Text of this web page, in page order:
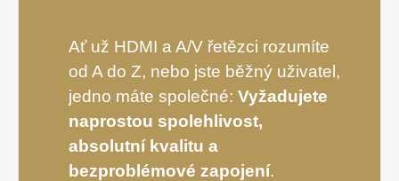
Ať už HDMI a A/V řetězci rozumíte
od A do Z, nebo jste běžný uživatel,
jedno máte společné:Vyžadujete
naprostou spolehlivost,
absolutní kvalitu a
bezproblémové zapojení.